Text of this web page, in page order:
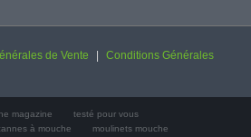
de Vente
Conditions Générales
magazine
testé pour vous
à mouche
moulinets mouche